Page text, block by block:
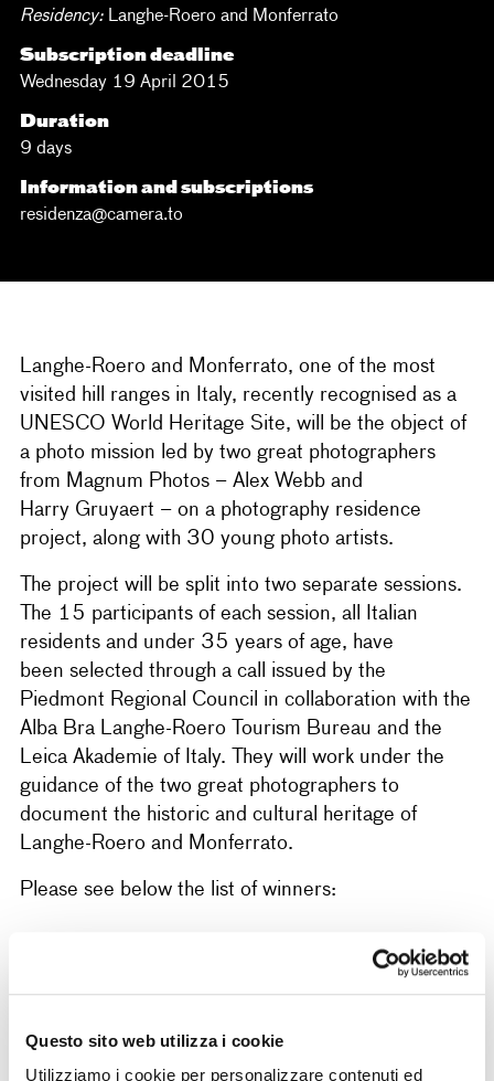
Questo sito web utilizza i cookie
Utilizziamo i cookie per personalizzare contenuti ed
Residency:Langhe-Roero and Monferrato
Subscription deadline
Wednesday 19 April 2015
Duration
9 days
Information and subscriptions
residenza@camera.to
Langhe-Roero and Monferrato, one of the most
visited hill ranges in Italy, recently recognised as a
UNESCO World Heritage Site, will be the object of
a photo mission led by two great photographers
from Magnum Photos – Alex Webb and
Harry Gruyaert – on a photography residence
project, along with 30 young photo artists.
The project will be split into two separate sessions.
The 15 participants of each session, all Italian
residents and under 35 years of age, have
been selected through a call issued by the
Piedmont Regional Council in collaboration with the
Alba Bra Langhe-Roero Tourism Bureau and the
Leica Akademie of Italy. They will work under the
guidance of the two great photographers to
document the historic and cultural heritage of
Langhe-Roero and Monferrato.
Please see below the list of winners:
Group 1. Alex Webb
25 May–2 June, 2015
AIMAR Federico (Turin)